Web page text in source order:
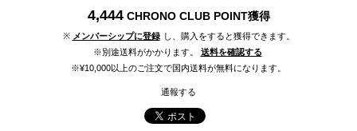
4,444 CHRONO CLUB POINT獲得
※ メンバーシップに登録 し、購入をすると獲得できます。
※別途送料がかかります。
送料を確認する
※¥10,000以上のご注文で国内送料が無料になります。
通報する